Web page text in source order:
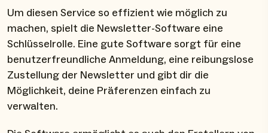
Um diesen Service so effizient wie möglich zu
machen, spielt die Newsletter-Software eine
Schlüsselrolle. Eine gute Software sorgt für eine
benutzerfreundliche Anmeldung, eine reibungslose
Zustellung der Newsletter und gibt dir die
Möglichkeit, deine Präferenzen einfach zu
verwalten.